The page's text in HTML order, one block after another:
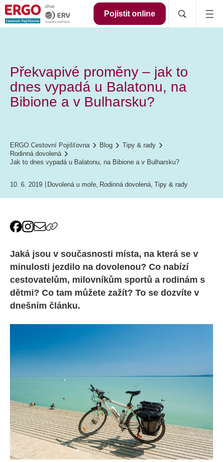
Pojistit online
Překvapivé proměny – jak to
dnes vypadá u Balatonu, na
Bibione a v Bulharsku?
ERGO Cestovní Pojišťovna Blog
Tipy & rady
Rodinná dovolená
Jak to dnes vypadá u Balatonu, na Bibione a v Bulharsku?
10. 6. 2019 Dovolená u moře, Rodinná dovolená, Tipy & rady
Jaká jsou v současnosti místa, na která se v
minulosti jezdilo na dovolenou? Co nabízí
cestovatelům, milovníkům sportů a rodinám s
dětmi? Co tam můžete zažít? To se dozvíte v
dnešním článku.